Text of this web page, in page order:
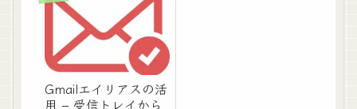
Gmailエイリアスの活
用 – 受信トレイから